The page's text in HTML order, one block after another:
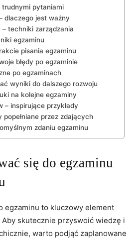
pytaniami
dlaczego jest ważny
techniki zarządzania
egzaminu
pisania egzaminu
błędy po egzaminie
po egzaminach
wyniki do dalszego rozwoju
na kolejne egzaminy
– inspirujące przykłady
popełniane przez zdających
zdaniu egzaminu
się do egzaminu
egzaminu to kluczowy element
skutecznie przyswoić wiedzę i
warto podjąć zaplanowane